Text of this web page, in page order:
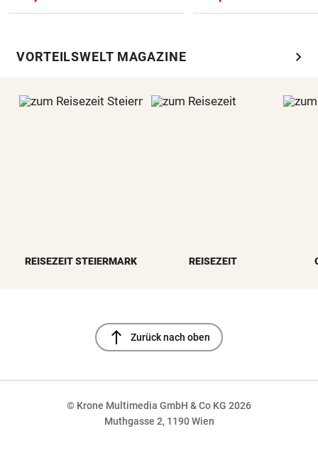
VORTEILSWELT MAGAZINE chevron_right
REISEZEIT STEIERMARK REISEZEIT
north Zurück nach oben
© Krone Multimedia GmbH & Co KG 2026
Muthgasse 2, 1190 Wien